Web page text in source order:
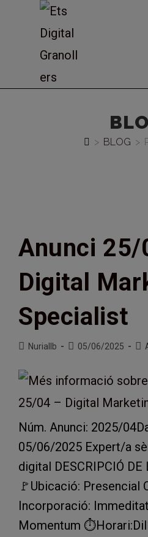
> BLOG >
Anunci 25/
Digital
Specialist
Autor
l'entrada:
Nuriallb
Entrada
05/06/2025
Núm. Anunci: 2025/
05/06/2025 Expert/a
digital DESCRIPCIÓ DE
🚩Ubicació: Presencial
Incorporació:
Momentum